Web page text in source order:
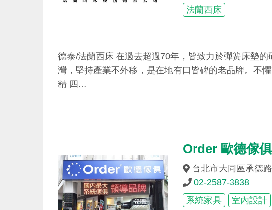
法蘭西床
德泰/法蘭西床 在過去超過70年，皆致力於彈簧床墊
灣，堅持產業不外移，是在地有口皆碑的老品牌。不
精 四…
Order 歐德傢
台北市大同區承德
02-2587-3838
系統家具
室內設計